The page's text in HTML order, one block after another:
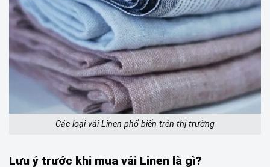
Các loại vải Linen phổ biến trên thị trường
Lưu ý trước khi mua vải Linen là gì?